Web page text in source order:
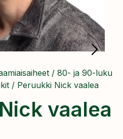
/ 80- ja 90-luku
/ Peruukki Nick vaalea
vaalea